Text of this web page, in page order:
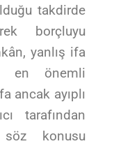
takdirde
borçluyu
yanlış ifa
en önemli
ancak ayıplı
tarafından
konusu